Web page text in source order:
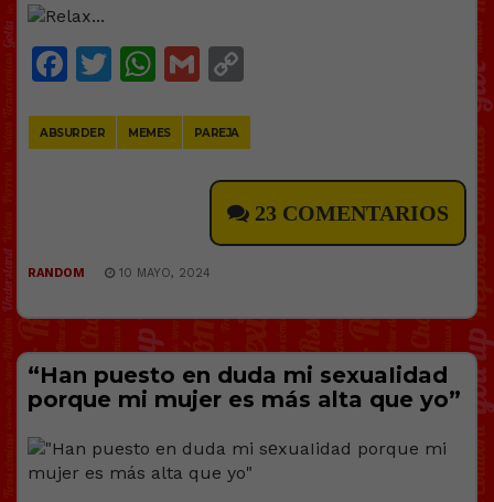
Facebook
Twitter
WhatsApp
Gmail
ABSURDER MEMES PAREJA
23 COMENTARIOS
RANDOM 10 MAYO, 2024
“Han puesto en duda mi sеxuaIidad
porque mi mujer es más alta que yo”